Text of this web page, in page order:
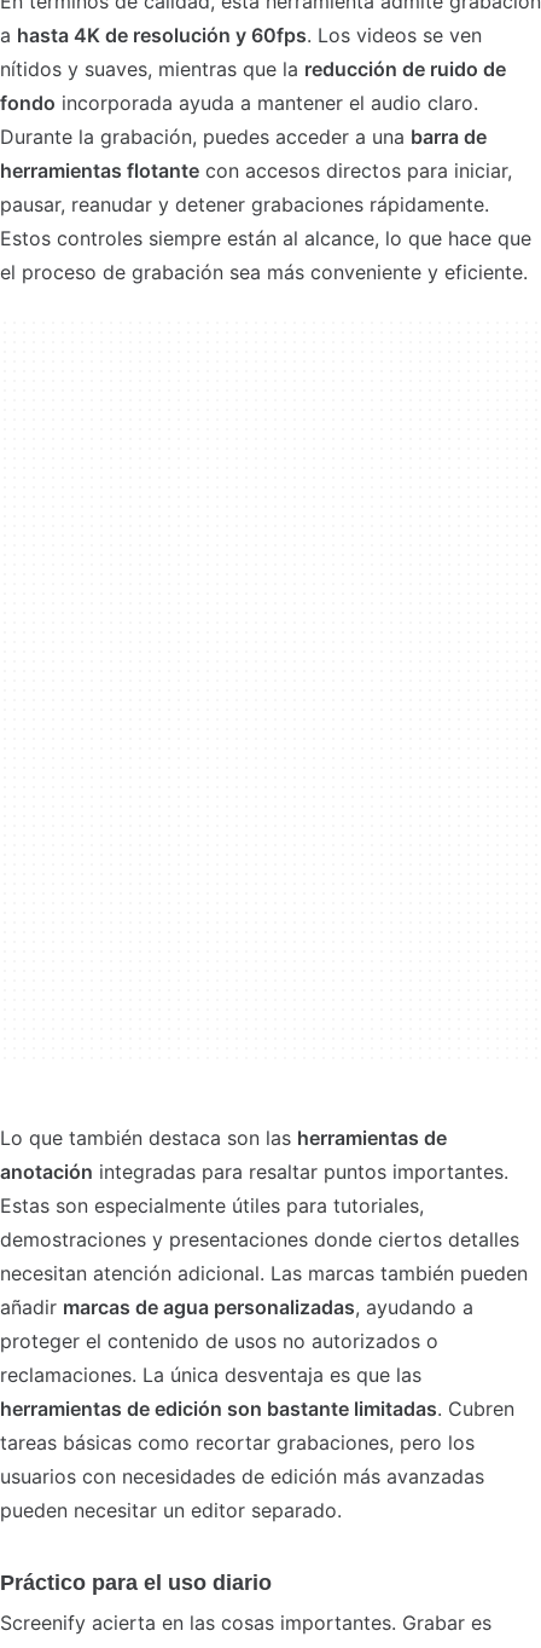
a hasta 4K de resolución y 60fps. Los videos se ven
nítidos y suaves, mientras que la reducción de ruido de
fondo incorporada ayuda a mantener el audio claro.
Durante la grabación, puedes acceder a una barra de
herramientas flotante con accesos directos para iniciar,
pausar, reanudar y detener grabaciones rápidamente.
Estos controles siempre están al alcance, lo que hace que
el proceso de grabación sea más conveniente y eficiente.
Lo que también destaca son las herramientas de
anotación integradas para resaltar puntos importantes.
Estas son especialmente útiles para tutoriales,
demostraciones y presentaciones donde ciertos detalles
necesitan atención adicional. Las marcas también pueden
añadir marcas de agua personalizadas, ayudando a
proteger el contenido de usos no autorizados o
reclamaciones. La única desventaja es que las
herramientas de edición son bastante limitadas. Cubren
tareas básicas como recortar grabaciones, pero los
usuarios con necesidades de edición más avanzadas
pueden necesitar un editor separado.
Práctico para el uso diario
Screenify acierta en las cosas importantes. Grabar es